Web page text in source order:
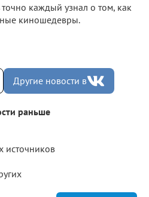
каждый узнал о том, как
киношедевры.
Другие новости в
раньше
источников